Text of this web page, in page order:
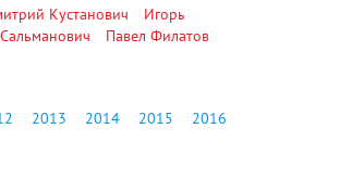
Кустанович
Игорь
Павел Филатов
2013 2014 2015 2016